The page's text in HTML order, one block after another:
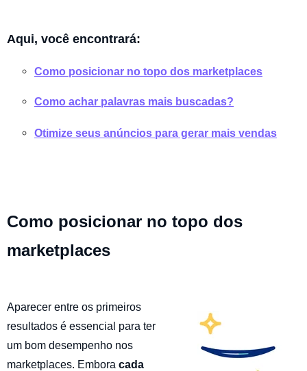
Aqui, você encontrará:
Como posicionar no topo dos marketplaces
Como achar palavras mais buscadas?
Otimize seus anúncios para gerar mais vendas
Como posicionar no topo dos
marketplaces
Aparecer entre os primeiros
resultados é essencial para ter
um bom desempenho nos
marketplaces. Embora cada